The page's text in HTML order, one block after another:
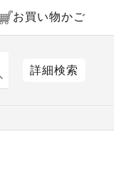
お買い物かご
詳細検索